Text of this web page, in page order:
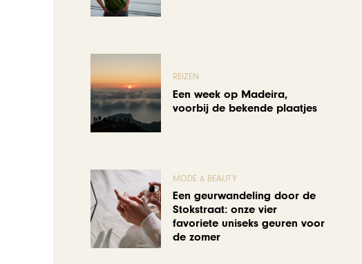
REIZEN
Een week op Madeira,
voorbij de bekende plaatjes
MODE & BEAUTY
Een geurwandeling door de
Stokstraat: onze vier
favoriete uniseks geuren voor
de zomer